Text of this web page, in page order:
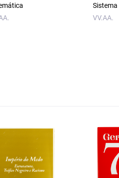
Sistema
VV.AA.